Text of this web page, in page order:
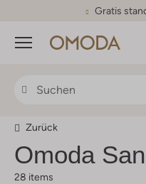
30 Tage
Menü
Zurück
Omoda
28 items